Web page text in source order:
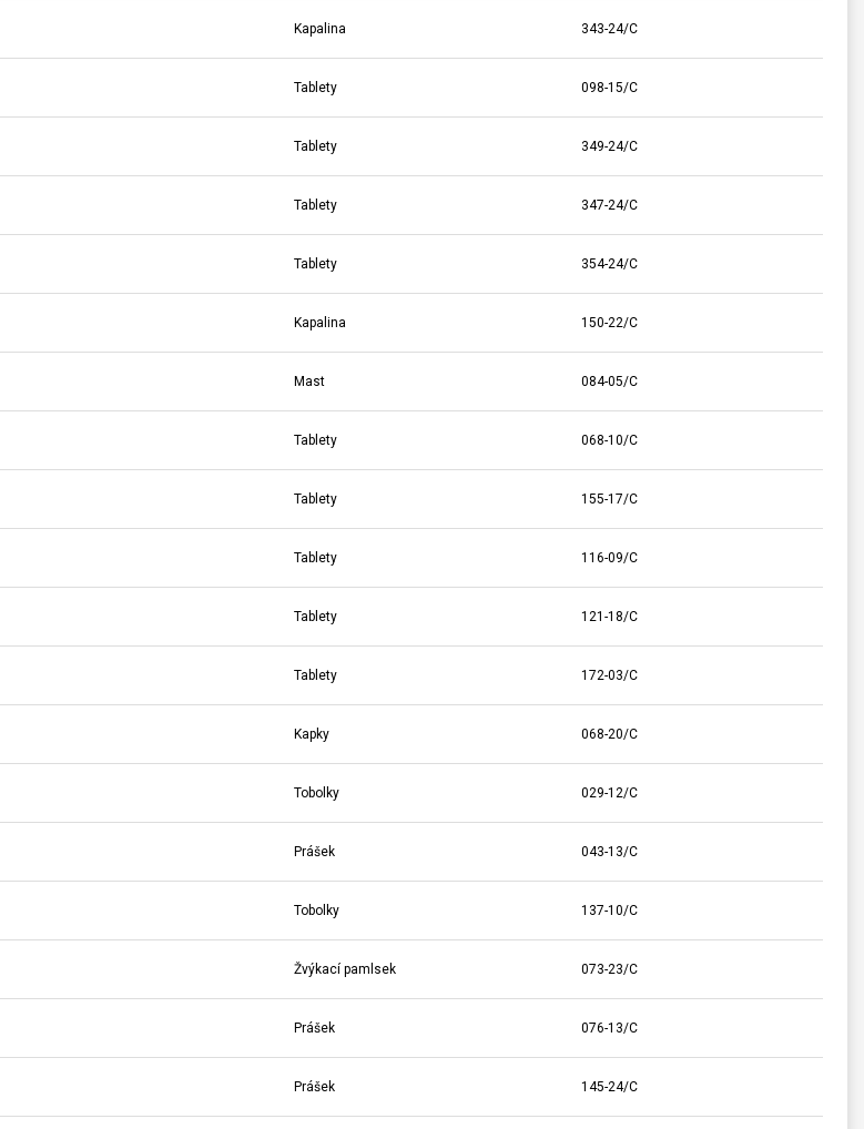
Kapalina 343-24/C
Tablety 098-15/C
Tablety 349-24/C
Tablety 347-24/C
Tablety 354-24/C
Kapalina 150-22/C
Mast 084-05/C
Tablety 068-10/C
Tablety 155-17/C
Tablety 116-09/C
Tablety 121-18/C
Tablety 172-03/C
Kapky 068-20/C
Tobolky 029-12/C
Prášek 043-13/C
Tobolky 137-10/C
Žvýkací pamlsek 073-23/C
Prášek 076-13/C
Prášek 145-24/C